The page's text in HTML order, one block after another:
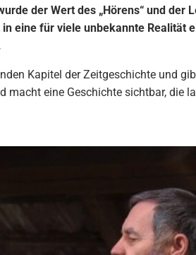
der Wert des „Hörens“ und der
eine für viele unbekannte Realität
Kapitel der Zeitgeschichte und
eine Geschichte sichtbar, die